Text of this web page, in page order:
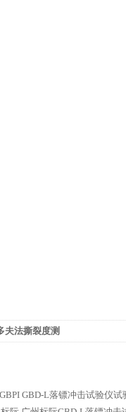
夫法撕裂度测
GBD-L落镖冲击试验仪试